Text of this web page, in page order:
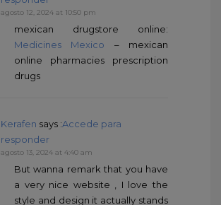
agosto 12, 2024 at 10:50 pm
mexican drugstore online:
Medicines Mexico – mexican
online pharmacies prescription
drugs
Kerafen says :Accede para
responder
agosto 13, 2024 at 4:40 am
But wanna remark that you have
a very nice website , I love the
style and design it actually stands